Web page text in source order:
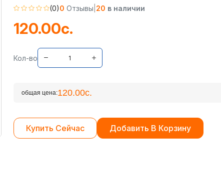
(0)0 Отзывы 20 в наличии
120.00с.
Кол-во
общая цена:120.00с.
Купить Сейчас Добавить В Корзину